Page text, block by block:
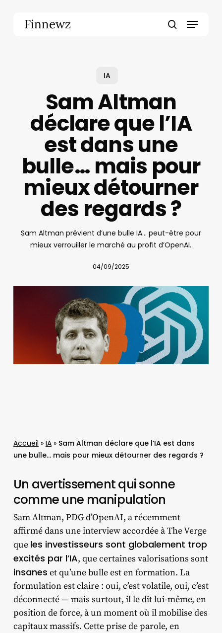
Finnewz Menu
IA
Sam Altman
déclare que l’IA
est dans une
bulle… mais pour
mieux détourner
des regards ?
Sam Altman prévient d’une bulle IA… peut-être pour
mieux verrouiller le marché au profit d’OpenAI.
04/09/2025
Accueil » IA» Sam Altman déclare que l’IA est dans
une bulle… mais pour mieux détourner des regards ?
Un avertissement qui sonne
comme une manipulation
Sam Altman, PDG d’OpenAI, a récemment
affirmé dans une interview accordée à The Verge
que les investisseurs sont globalement trop
excités par l’IA, que certaines valorisations sont
insanes et qu’une bulle est en formation. La
formulation est claire : oui, c’est volatile, oui, c’est
déconnecté — mais surtout, il le dit lui-même, en
position de force, à un moment où il mobilise des
capitaux massifs. Cette prise de parole, en